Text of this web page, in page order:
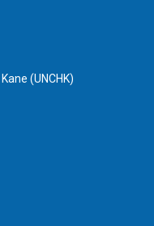
(UNCHK)